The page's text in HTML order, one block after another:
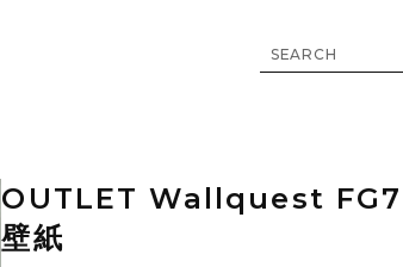
OUTLET Wallquest
壁紙